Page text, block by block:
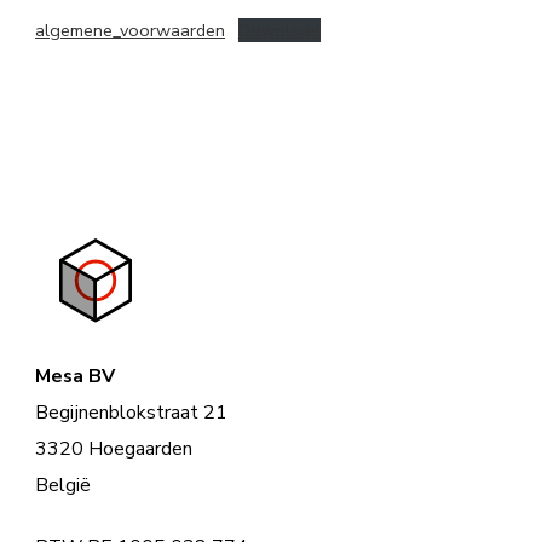
algemene_voorwaarden
Mesa BV
Begijnenblokstraat 21
3320 Hoegaarden
België